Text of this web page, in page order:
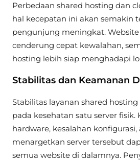
Perbedaan shared hosting dan
hal kecepatan ini akan semakin
pengunjung meningkat.
cenderung cepat kewalahan,
hosting lebih siap menghadapi
Stabilitas dan Keamanan
Stabilitas layanan shared
pada kesehatan satu server fisik.
hardware, kesalahan
menargetkan server tersebut
semua website di dalamnya.